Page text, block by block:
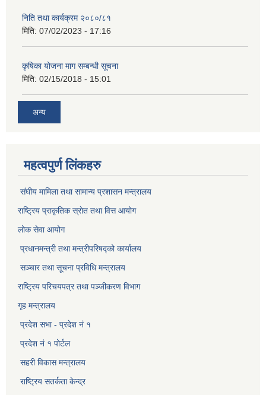
निति तथा कार्यक्रम २०८०/८१
मिति: 07/02/2023 - 17:16
कृषिका योजना माग सम्बन्धी सूचना
मिति: 02/15/2018 - 15:01
अन्य
महत्वपुर्ण लिंकहरु
संघीय मामिला तथा सामान्य प्रशासन मन्त्रालय
राष्ट्रिय प्राकृतिक स्राेत तथा वित्त आयोग
लोक सेवा आयोग
प्रधानमन्त्री तथा मन्त्रीपरिषद्को कार्यालय
सञ्‍चार तथा सूचना प्रविधि मन्त्रालय
राष्ट्रिय परिचयपत्र तथा पञ्जीकरण विभाग​
गृह मन्त्रालय
प्रदेश सभा - प्रदेश नं १
प्रदेश नं १ पोर्टल
सहरी विकास मन्त्रालय
राष्ट्रिय सतर्कता केन्द्र